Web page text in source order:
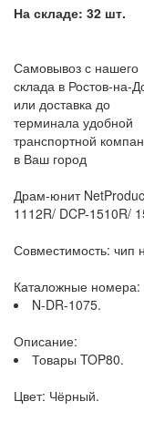
На складе: 32 шт.
Самовывоз с нашего
склада в Ростов-на-
или доставка до
терминала удобной
транспортной
в Ваш город
Драм-юнит
1112R/ DCP-1510R/
Совместимость: чип
Каталожные номера:
N-DR-1075.
Описание:
Товары TOP80.
Цвет: Чёрный.